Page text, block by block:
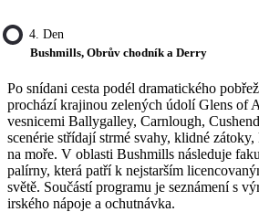
4. Den
Bushmills, Obrův chodník a Derry
Po snídani cesta podél dramatického
prochází krajinou zelených údolí Glens of
vesnicemi Ballygalley, Carnlough,
scenérie střídají strmé svahy, klidné
na moře. V oblasti Bushmills následuje
palírny, která patří k nejstarším
světě. Součástí programu je seznámení s
irského nápoje a ochutnávka.